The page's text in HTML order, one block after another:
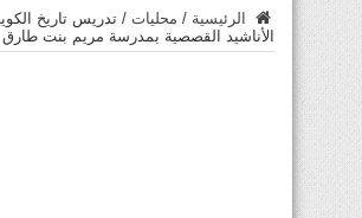
الرئيسية / محليات / تدريس تاريخ
الأناشيد القصصية بمدرسة مريم بنت طارق